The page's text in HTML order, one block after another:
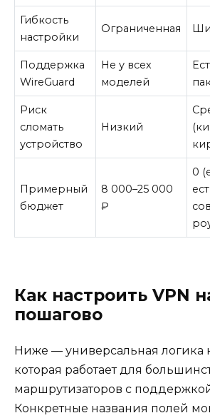
Гибкость
настройки
Ограниченная
Поддержка
WireGuard
Не у всех
моделей
Риск
сломать
устройство
Низкий
Примерный
бюджет
8 000–25 000
₽
0
Как настроить VPN
пошагово
Ниже — универсальная логика
которая работает для
маршрутизаторов с
Конкретные названия полей